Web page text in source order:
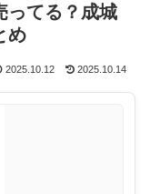
ってる？成城
め
2025.10.12 2025.10.14